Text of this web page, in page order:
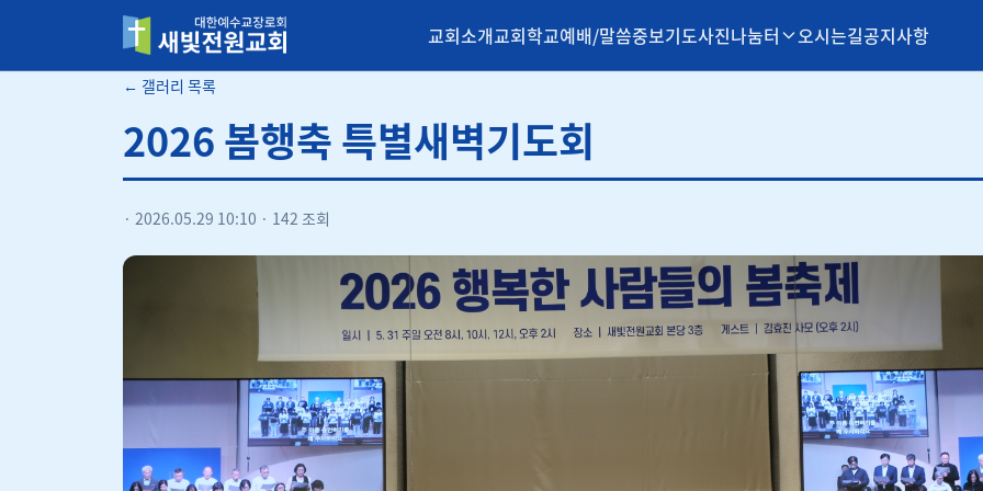
새빛전원교회 교회소개교회학교예배/말씀중보기도사진나눔터 오시는길공지사항
← 갤러리 목록
2026 봄행축 특별새벽기도회
· 2026.05.29 10:10 · 142 조회